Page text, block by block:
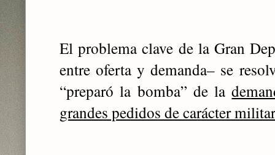
El problema clave de la Gran
entre oferta y demanda– se
“preparó la bomba” de la
grandes pedidos de carácter militar